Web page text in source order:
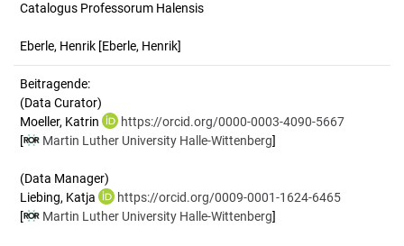
Catalogus Professorum Halensis
Eberle, Henrik [Eberle, Henrik]
Beitragende:
(Data Curator)
Moeller, Katrin
https://orcid.org/0000-0003-4090-5667
[
Martin Luther University Halle-Wittenberg]
(Data Manager)
Liebing, Katja
https://orcid.org/0009-0001-1624-6465
[
Martin Luther University Halle-Wittenberg]